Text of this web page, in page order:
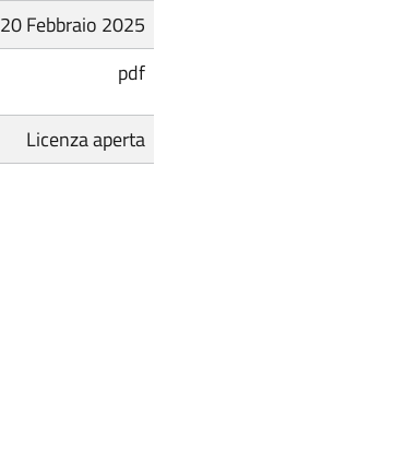
20 Febbraio 2025
pdf
Licenza aperta